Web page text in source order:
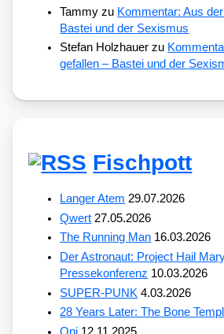
Tammy zu Kommentar: Aus
Bastei und der Sexismus
Stefan Holzhauer zu
gefallen – Bastei und der
Fischpott
Langer Atem 29.07.2026
Qwert 27.05.2026
The Running Man 16.03.2026
Der Astronaut: Project Hail
Pressekonferenz 10.03.2026
SUPER-PUNK 4.03.2026
28 Years Later: The Bone